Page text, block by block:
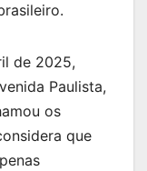
de 2025,
Paulista,
os
que